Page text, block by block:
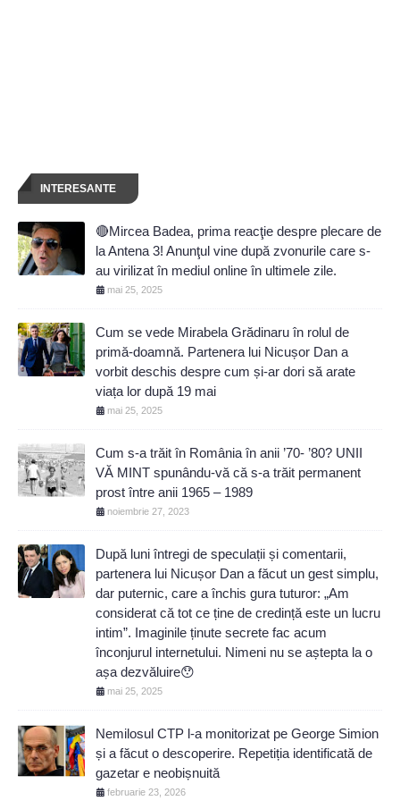
INTERESANTE
🔴Mircea Badea, prima reacţie despre plecare de
la Antena 3! Anunţul vine după zvonurile care s-
au virilizat în mediul online în ultimele zile.
mai 25, 2025
Cum se vede Mirabela Grădinaru în rolul de
primă-doamnă. Partenera lui Nicușor Dan a
vorbit deschis despre cum și-ar dori să arate
viața lor după 19 mai
mai 25, 2025
Cum s-a trăit în România în anii ’70- ’80? UNII
VĂ MINT spunându-vă că s-a trăit permanent
prost între anii 1965 – 1989
noiembrie 27, 2023
După luni întregi de speculații și comentarii,
partenera lui Nicușor Dan a făcut un gest simplu,
dar puternic, care a închis gura tuturor: „Am
considerat că tot ce ține de credință este un lucru
intim”. Imaginile ținute secrete fac acum
înconjurul internetului. Nimeni nu se aștepta la o
așa dezvăluire😯
mai 25, 2025
Nemilosul CTP l-a monitorizat pe George Simion
și a făcut o descoperire. Repetiția identificată de
gazetar e neobișnuită
februarie 23, 2026